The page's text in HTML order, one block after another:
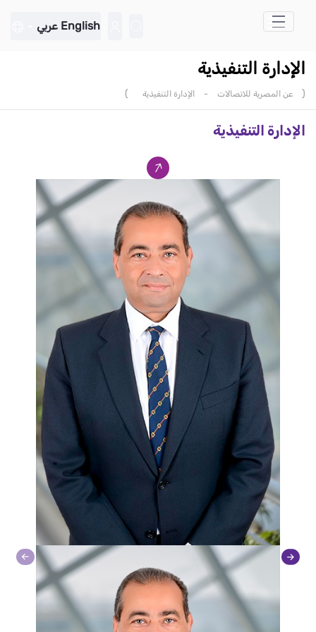
تخطي إلى المحتوى الرئيسي
English عربي
الإدارة التنفيذية
( عن المصرية للاتصالات - الإدارة التنفيذية )
الإدارة التنفيذية